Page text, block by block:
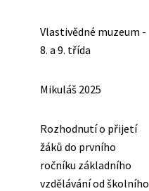
Vlastivědné muzeum -
8. a 9. třída
Mikuláš 2025
Rozhodnutí o přijetí
žáků do prvního
ročníku základního
vzdělávání od školního